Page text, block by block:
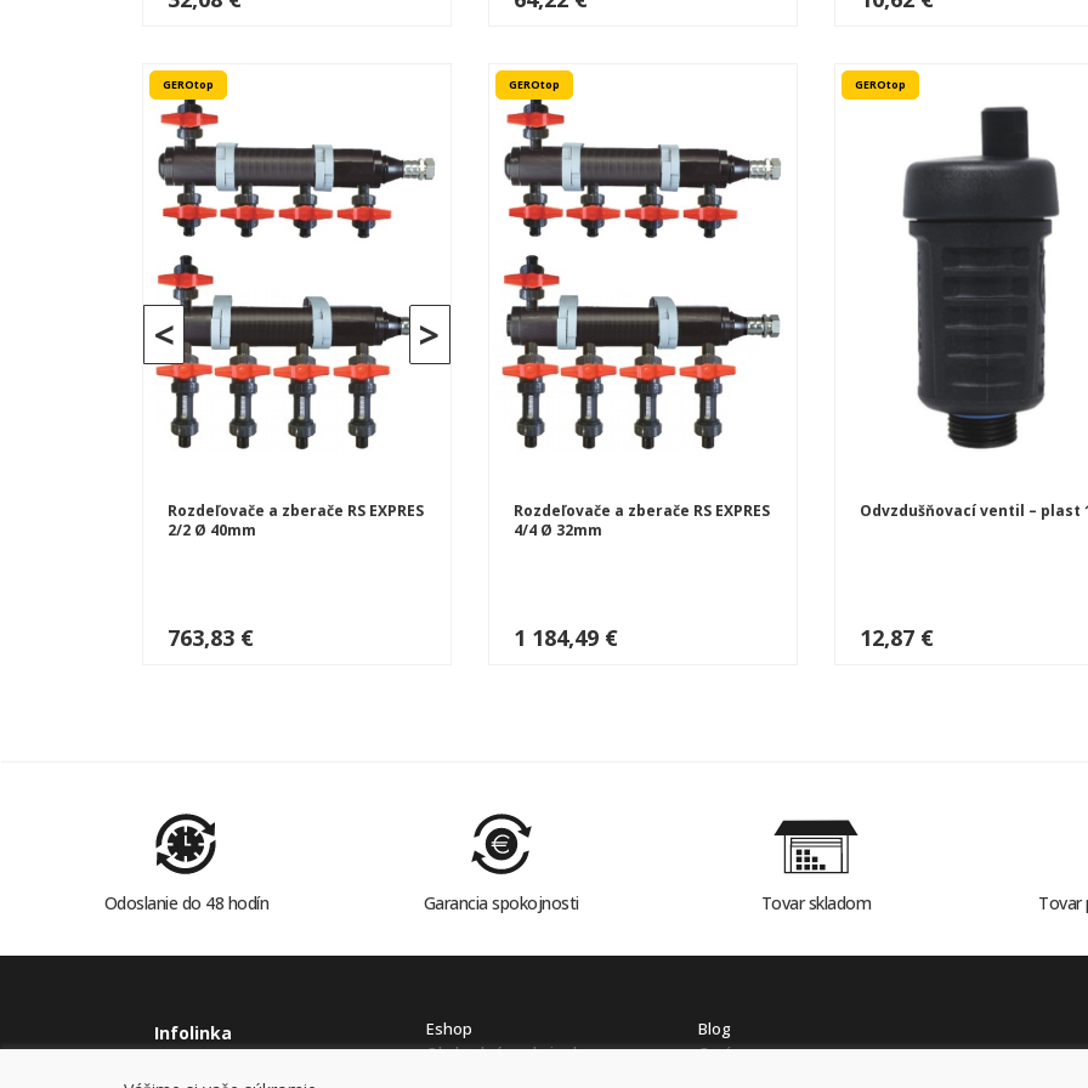
>
<
GEROtop
Rozdeľovače a zberače RS EXPRES
2/2 Ø 40mm
763,83 €
GEROtop
Rozdeľovače a zberače RS EXPRES
4/4 Ø 32mm
1 184,49 €
GEROtop
Odvzdušňovací ventil – plast
12,87 €
Odoslanie do 48 hodín Garancia spokojnosti Tovar skladom Tovar
Infolinka
Eshop
Obchodné podmienky
Blog
O nás